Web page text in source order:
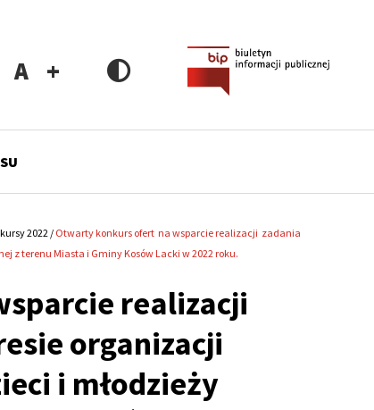
czcionkiczcionki
2022 Otwarty konkurs ofert na wsparcie realizacji zadania
z terenu Miasta i Gminy Kosów Lacki w 2022 roku.
realizacji
organizacji
i młodzieży